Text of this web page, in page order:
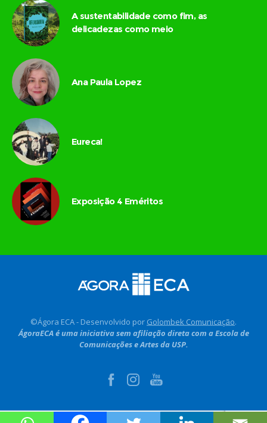
A sustentabilidade como fim, as
delicadezas como meio
Ana Paula Lopez
Eureca!
Exposição 4 Eméritos
©Ágora ECA - Desenvolvido por Golombek Comunicação.
ÁgoraECA é uma iniciativa sem afiliação direta com a Escola de
Comunicações e Artes da USP.